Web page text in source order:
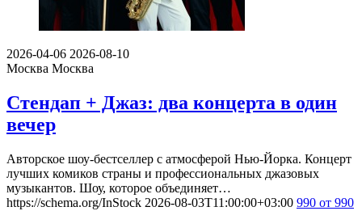
2026-04-06 2026-08-10
Москва Москва
Стендап + Джаз: два концерта в один
вечер
Авторское шоу-бестселлер с атмосферой Нью-Йорка. Концерт
лучших комиков страны и профессиональных джазовых
музыкантов. Шоу, которое объединяет…
https://schema.org/InStock 2026-08-03T11:00:00+03:00 990 от 990